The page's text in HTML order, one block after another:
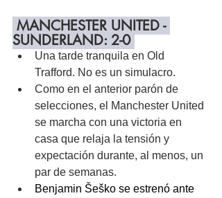
MANCHESTER UNITED -
SUNDERLAND: 2-0
Una tarde tranquila en Old
Trafford. No es un simulacro.
Como en el anterior parón de
selecciones, el Manchester United
se marcha con una victoria en
casa que relaja la tensión y
expectación durante, al menos, un
par de semanas.
Benjamin Šeško se estrenó ante